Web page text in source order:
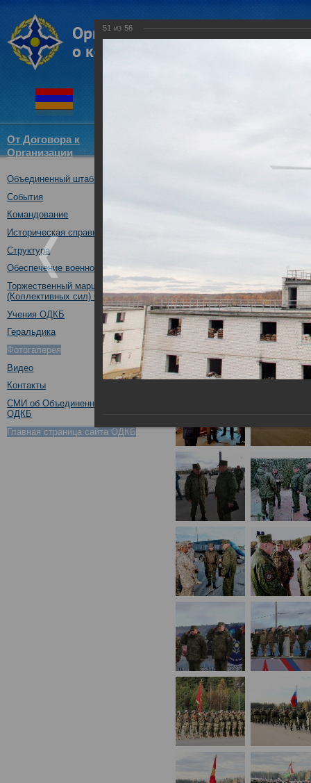
От Договора к
Организации
Объединенный штаб ОДКБ
События
Командование
Историческая справка
Структура
Обеспечение военной безопасности
Торжественный марш Войск
(Коллективных сил) ОДКБ
Учения ОДКБ
Геральдика
Фотогалерея
Видео
Контакты
СМИ об Объединенном штабе
ОДКБ
Главная страница сайта ОДКБ
51 из 56